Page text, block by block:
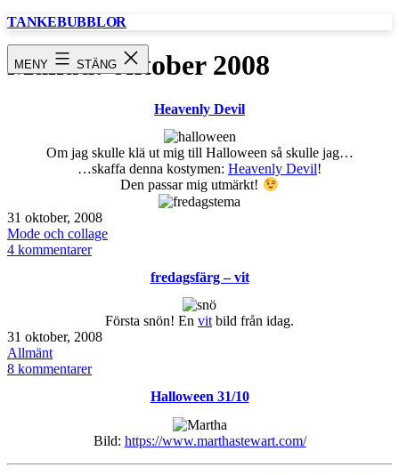
Hoppa
TANKEBUBBLOR
MENY STÄNG
Månad: oktober 2008
Heavenly Devil
Om jag skulle klä ut mig till Halloween så skulle jag…
…skaffa denna kostymen: Heavenly Devil!
Den passar mig utmärkt!
Publicerat
den
31 oktober, 2008
Kategoriserat
som
Mode och collage
4 kommentarertill
fredagsfärg – vit
Första snön! En vit bild från idag.
Publicerat
den
31 oktober, 2008
Kategoriserat
som
Allmänt
8 kommentarertill
Halloween 31/10
Bild: https://www.marthastewart.com/